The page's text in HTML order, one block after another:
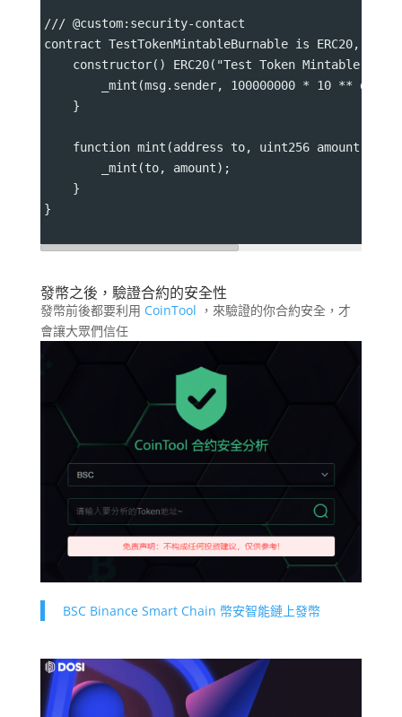
/// @custom:security-contact
contract TestTokenMintableBurnable is ERC20,
constructor() ERC20("Test Token Mintable
_mint(msg.sender, 100000000 * 10 **
    }
function mint(address to, uint256 amount)
        _mint(to, amount);
    }
}
發幣之後，驗證合約的安全性
發幣前後都要利用 CoinTool ，來驗證的你合約安全，才
會讓大眾們信任
BSC Binance Smart Chain 幣安智能鏈上發幣